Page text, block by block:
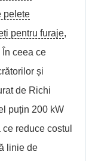
pelete
pentru furaje,
În ceea ce
și
de Richi
puțin 200 kW
reduce costul
linie de